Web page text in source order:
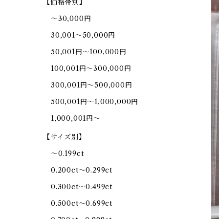
【価格帯別】
～30,000円
30,001～50,000円
50,001円～100,000円
100,001円～300,000円
300,001円～500,000円
500,001円～1,000,000円
1,000,001円～
【サイズ別】
～0.199ct
0.200ct～0.299ct
0.300ct～0.499ct
0.500ct～0.699ct